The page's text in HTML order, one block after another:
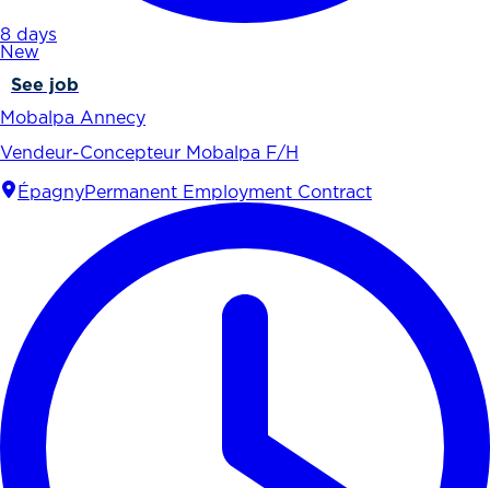
8 days
New
See job
Mobalpa Annecy
Vendeur-Concepteur Mobalpa F/H
ÉpagnyPermanent Employment Contract